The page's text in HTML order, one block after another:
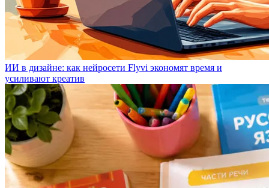
ИИ в дизайне: как нейросети Flyvi экономят время и
усиливают креатив